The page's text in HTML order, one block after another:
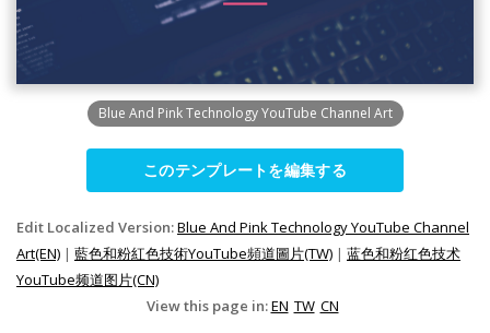
Blue And Pink Technology YouTube Channel Art
このテンプレートを編集する
Edit Localized Version:Blue And Pink Technology YouTube Channel
Art(EN) | 藍色和粉紅色技術YouTube頻道圖片(TW) | 蓝色和粉红色技术
YouTube频道图片(CN)
View this page in:EN TW CN